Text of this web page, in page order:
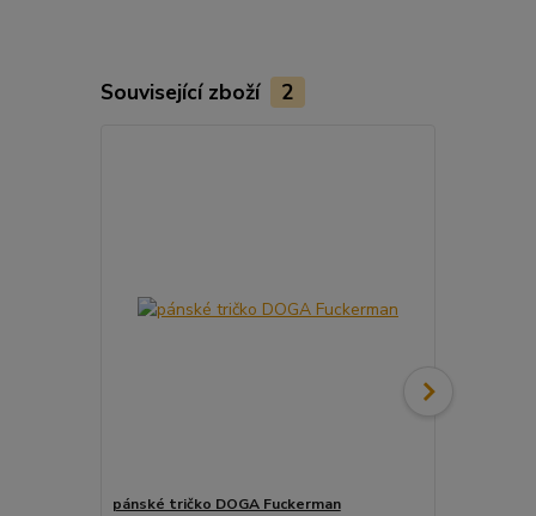
Související zboží 2
pánské tričko DOGA Fuckerman